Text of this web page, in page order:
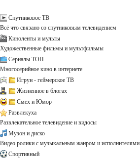
Спутниковое ТВ
Всё что связано со спутниковым телевидением
Киноленты и мульты
Художественные фильмы и мультфильмы
Сериалы ТОП
Многосерийное кино в интернете
Игрун - геймерское ТВ
Жизненное в блогах
Смех и Юмор
Развлекуха
Развлекательное телевидение и видосы
Музон и диско
Видео ролики с музыкальным жанром и исполнителями
Спортивный